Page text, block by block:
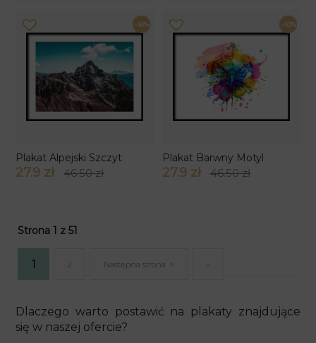
-40%
Plakat Alpejski Szczyt
27.9 zł 46.50 zł
-40%
Plakat Barwny Motyl
27.9 zł 46.50 zł
Dlaczego warto postawić na plakaty znajdujące
się w naszej ofercie?
Strona 1 z 51
1 2 Następna strona